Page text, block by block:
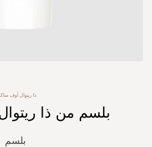
ذا ريتوال أوف
بلسم من ذا
بلسم